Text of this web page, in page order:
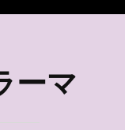
ーマ